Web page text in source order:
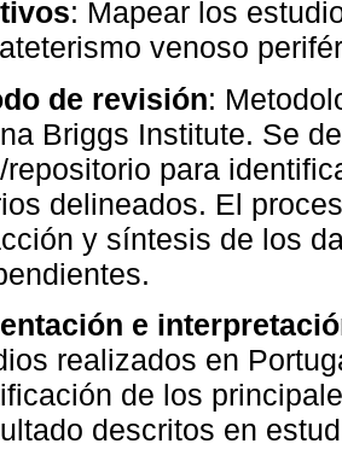
: Mapear los
venoso
de revisión:
Briggs Institute. Se
repositorio para
delineados. El
y síntesis de los
e
realizados en
de los
descritos en